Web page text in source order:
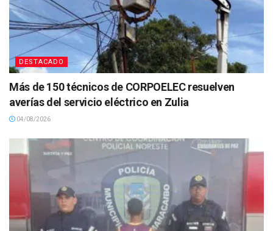
DESTACADO
Más de 150 técnicos de CORPOELEC resuelven
averías del servicio eléctrico en Zulia
04/08/2026